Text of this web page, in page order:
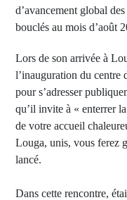
d’avancement global
bouclés au mois d’août
Lors de son arrivée à
l’inauguration du centre
pour s’adresser
qu’il invite à « enterrer
de votre accueil
Louga, unis, vous ferez
lancé.
Dans cette rencontre,